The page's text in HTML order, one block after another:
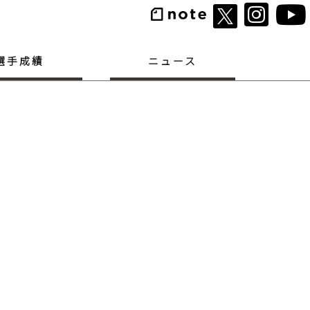
手成績 ニュース